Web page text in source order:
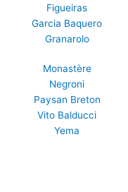
Figueiras
Garcia Baquero
Granarolo
Monastère
Negroni
Paysan Breton
Vito Balducci
Yema